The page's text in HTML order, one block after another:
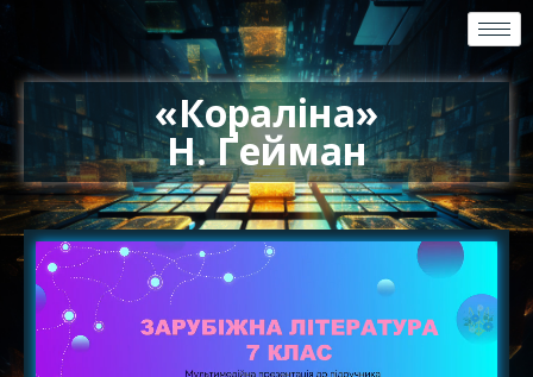
«Кораліна»
Н. Ґейман